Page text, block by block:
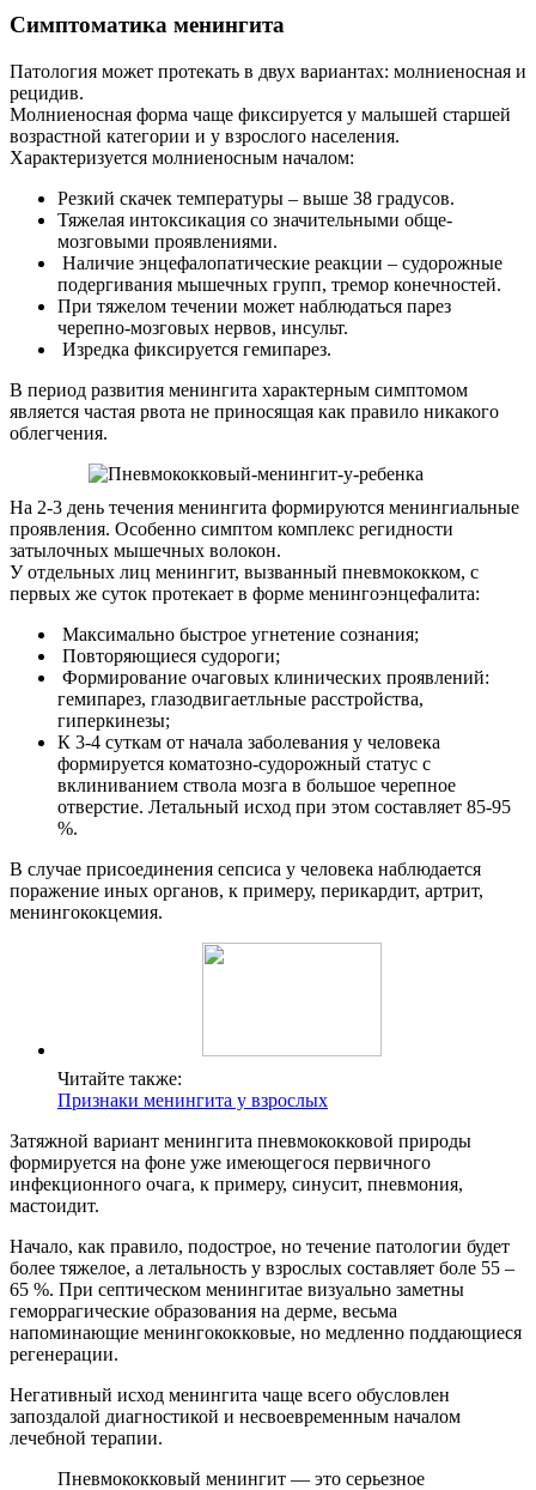
Симптоматика менингита
Патология может протекать в двух вариантах: молниеносная и
рецидив.
Молниеносная форма чаще фиксируется у малышей старшей
возрастной категории и у взрослого населения.
Характеризуется молниеносным началом:
Резкий скачек температуры – выше 38 градусов.
Тяжелая интоксикация со значительными обще-
мозговыми проявлениями.
Наличие энцефалопатические реакции – судорожные
подергивания мышечных групп, тремор конечностей.
При тяжелом течении может наблюдаться парез
черепно-мозговых нервов, инсульт.
Изредка фиксируется гемипарез.
В период развития менингита характерным симптомом
является частая рвота не приносящая как правило никакого
облегчения.
На 2-3 день течения менингита формируются менингиальные
проявления. Особенно симптом комплекс регидности
затылочных мышечных волокон.
У отдельных лиц менингит, вызванный пневмококком, с
первых же суток протекает в форме менингоэнцефалита:
Максимально быстрое угнетение сознания;
Повторяющиеся судороги;
Формирование очаговых клинических проявлений:
гемипарез, глазодвигаетльные расстройства,
гиперкинезы;
К 3-4 суткам от начала заболевания у человека
формируется коматозно-судорожный статус с
вклиниванием ствола мозга в большое черепное
отверстие. Летальный исход при этом составляет 85-95
%.
В случае присоединения сепсиса у человека наблюдается
поражение иных органов, к примеру, перикардит, артрит,
менингококцемия.
Читайте также:
Признаки менингита у взрослых
Затяжной вариант менингита пневмококковой природы
формируется на фоне уже имеющегося первичного
инфекционного очага, к примеру, синусит, пневмония,
мастоидит.
Начало, как правило, подострое, но течение патологии будет
более тяжелое, а летальность у взрослых составляет боле 55 –
65 %. При септическом менингитае визуально заметны
геморрагические образования на дерме, весьма
напоминающие менингококковые, но медленно поддающиеся
регенерации.
Негативный исход менингита чаще всего обусловлен
запоздалой диагностикой и несвоевременным началом
лечебной терапии.
Пневмококковый менингит — это серьезное